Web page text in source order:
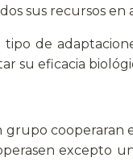
sus recursos en
de
su eficacia
cooperaran
excepto